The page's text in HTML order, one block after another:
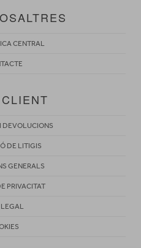
CENTRAL
DEVOLUCIONS
DE LITIGIS
GENERALS
PRIVACITAT